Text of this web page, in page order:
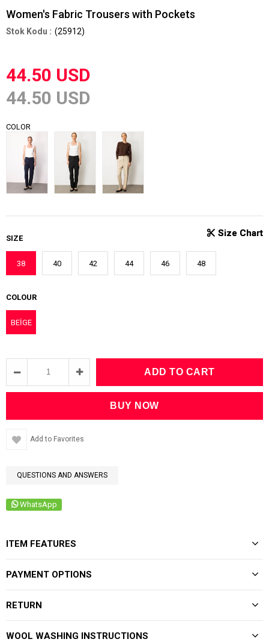
Women's Fabric Trousers with Pockets
(25912)
44.50 USD
44.50 USD
COLOR
SIZE
38 40 42 44 46 48
COLOUR
BEİGE
Add to Favorites
QUESTIONS AND ANSWERS
WhatsApp
ITEM FEATURES
PAYMENT OPTIONS
RETURN
WOOL WASHING INSTRUCTIONS